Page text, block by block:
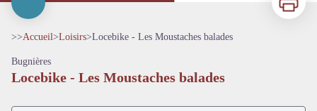
>>Accueil>Loisirs>Locebike - Les Moustaches balades
Bugnières
Locebike - Les Moustaches balades